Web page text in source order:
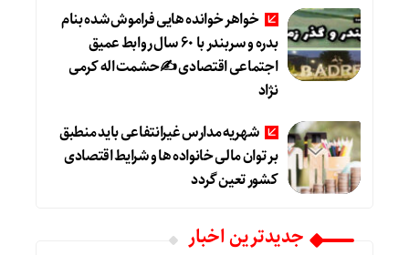
خواهر خوانده هایی فراموش شده بنام
بدره و سربندر با ۶۰ سال روابط عمیق
اجتماعی اقتصادی ✍حشمت اله کرمی
نژاد
شهریه مدارس غیرانتفاعی باید منطبق
بر توان مالی خانواده ها و شرایط اقتصادی
کشور تعین گردد
جديدترين اخبار